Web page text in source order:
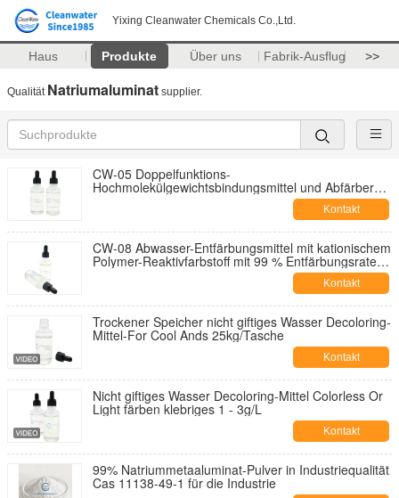
Yixing Cleanwater Chemicals Co.,Ltd.
Haus Produkte Über uns Fabrik-Ausflug >>
Qualität Natriumaluminat supplier.
CW-05 Doppelfunktions-
Hochmolekülgewichtsbindungsmittel und Abfärber
Kontakt
CW-08 Abwasser-Entfärbungsmittel mit kationischem
Polymer-Reaktivfarbstoff mit 99 % Entfärbungsrate
und 80 % CSB-Entfernung für Textilabwässer
Kontakt
Trockener Speicher nicht giftiges Wasser Decoloring-
Mittel-For Cool Ands 25kg/Tasche
Kontakt
Nicht giftiges Wasser Decoloring-Mittel Colorless Or
Light färben klebriges 1 - 3g/L
Kontakt
99% Natriummetaaluminat-Pulver in Industriequalität
Cas 11138-49-1 für die Industrie